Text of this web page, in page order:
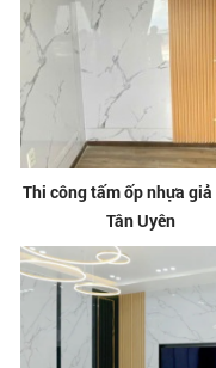
Thi công tấm ốp nhựa
Tân Uyên